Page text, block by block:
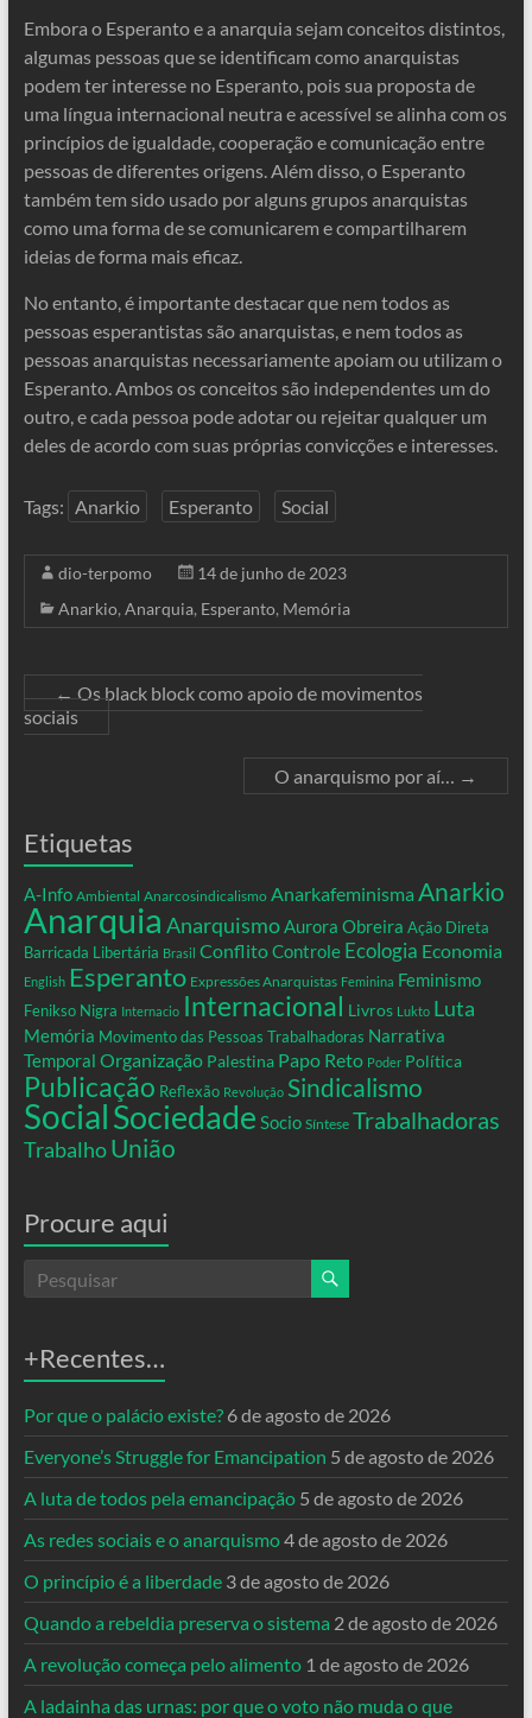
Embora o Esperanto e a anarquia sejam conceitos distintos,
algumas pessoas que se identificam como anarquistas
podem ter interesse no Esperanto, pois sua proposta de
uma língua internacional neutra e acessível se alinha com os
princípios de igualdade, cooperação e comunicação entre
pessoas de diferentes origens. Além disso, o Esperanto
também tem sido usado por alguns grupos anarquistas
como uma forma de se comunicarem e compartilharem
ideias de forma mais eficaz.
No entanto, é importante destacar que nem todos as
pessoas esperantistas são anarquistas, e nem todos as
pessoas anarquistas necessariamente apoiam ou utilizam o
Esperanto. Ambos os conceitos são independentes um do
outro, e cada pessoa pode adotar ou rejeitar qualquer um
deles de acordo com suas próprias convicções e interesses.
Tags: Anarkio Esperanto Social
dio-terpomo
14 de junho de 2023
Anarkio, Anarquia, Esperanto, Memória
←Os black block como apoio de movimentos
sociais
O anarquismo por aí… →
Etiquetas
A-Info Ambiental Anarcosindicalismo Anarkafeminisma Anarkio
Anarquia AnarquismoAurora Obreira Ação Direta
Barricada Libertária Brasil ConflitoControle Ecologia Economia
English Esperanto Expressões Anarquistas Feminina Feminismo
Fenikso Nigra Internacio Internacional Livros Lukto Luta
Memória Movimento das Pessoas Trabalhadoras Narrativa
Temporal Organização Palestina Papo Reto Poder Política
Publicação Reflexão Revolução Sindicalismo
SocialSociedade Socio Síntese Trabalhadoras
Trabalho União
Procure aqui
+Recentes…
Por que o palácio existe? 6 de agosto de 2026
Everyone’s Struggle for Emancipation 5 de agosto de 2026
A luta de todos pela emancipação 5 de agosto de 2026
As redes sociais e o anarquismo4 de agosto de 2026
O princípio é a liberdade 3 de agosto de 2026
Quando a rebeldia preserva o sistema 2 de agosto de 2026
A revolução começa pelo alimento 1 de agosto de 2026
A ladainha das urnas: por que o voto não muda o que